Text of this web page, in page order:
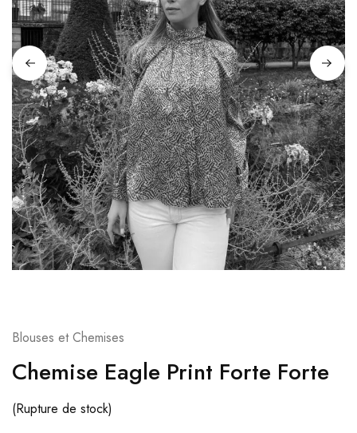
Blouses et Chemises
Chemise Eagle Print Forte Forte
(Rupture de stock)